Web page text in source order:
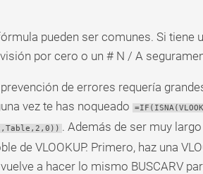
pueden ser comunes. Si tiene
por cero o un # N / A
de errores requería
vez te has noqueado
. Además de ser muy
de VLOOKUP. Primero, haz una
a hacer lo mismo BUSCARV